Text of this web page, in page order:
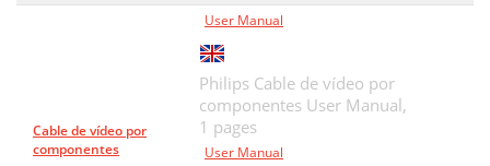
Cable de vídeo por
componentes
User Manual
Philips Cable de vídeo por
componentes User Manual,
1 pages
User Manual